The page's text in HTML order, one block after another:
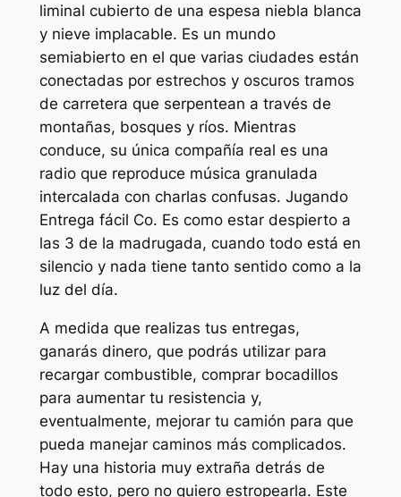
liminal cubierto de una espesa niebla blanca
y nieve implacable. Es un mundo
semiabierto en el que varias ciudades están
conectadas por estrechos y oscuros tramos
de carretera que serpentean a través de
montañas, bosques y ríos. Mientras
conduce, su única compañía real es una
radio que reproduce música granulada
intercalada con charlas confusas. Jugando
Entrega fácil Co. Es como estar despierto a
las 3 de la madrugada, cuando todo está en
silencio y nada tiene tanto sentido como a la
luz del día.
A medida que realizas tus entregas,
ganarás dinero, que podrás utilizar para
recargar combustible, comprar bocadillos
para aumentar tu resistencia y,
eventualmente, mejorar tu camión para que
pueda manejar caminos más complicados.
Hay una historia muy extraña detrás de
todo esto, pero no quiero estropearla. Este